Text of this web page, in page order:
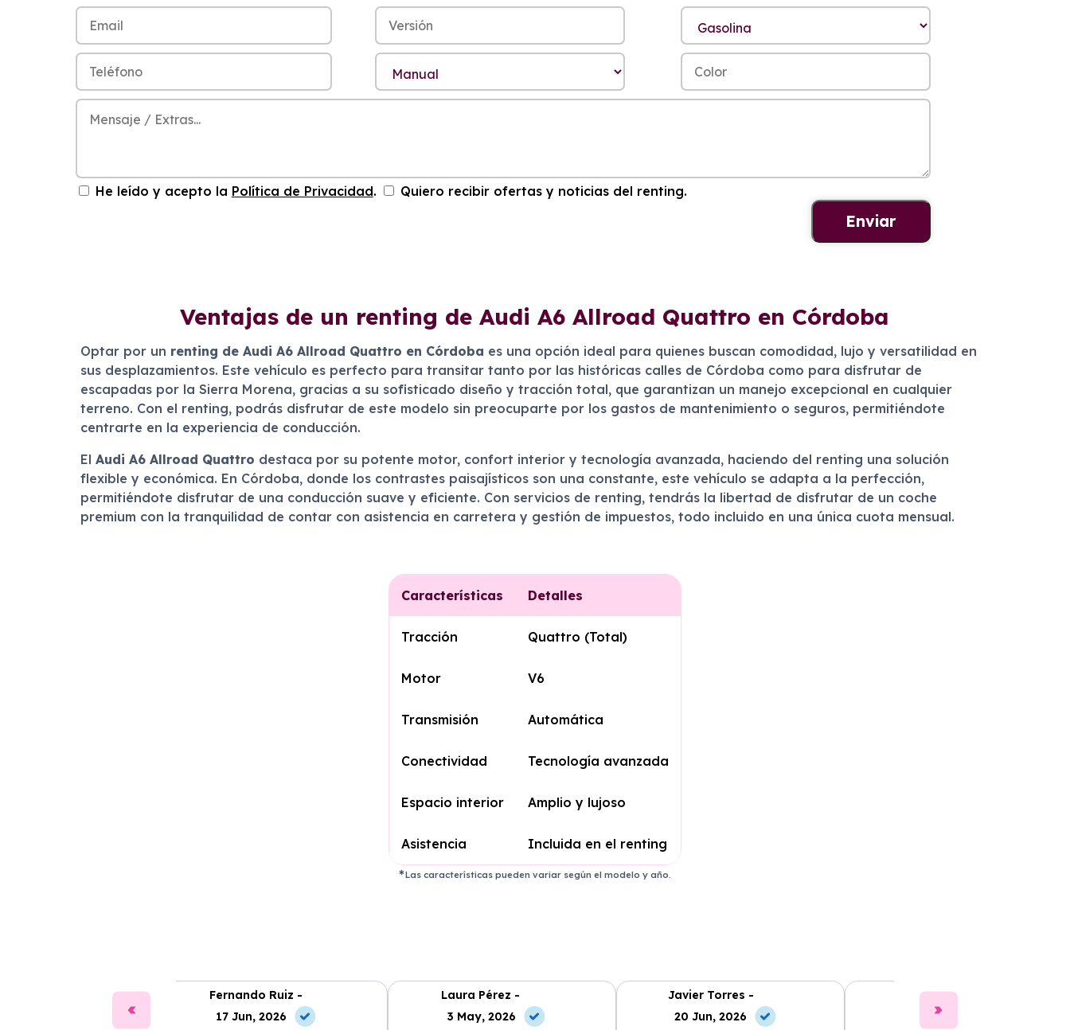
He leído y acepto la Política de Privacidad. Quiero recibir ofertas y noticias del renting.
Ventajas de un renting de Audi A6 Allroad Quattro en Córdoba
Optar por un renting de Audi A6 Allroad Quattro en Córdoba es una opción ideal para quienes buscan comodidad, lujo y versatilidad en
sus desplazamientos. Este vehículo es perfecto para transitar tanto por las históricas calles de Córdoba como para disfrutar de
escapadas por la Sierra Morena, gracias a su sofisticado diseño y tracción total, que garantizan un manejo excepcional en cualquier
terreno. Con el renting, podrás disfrutar de este modelo sin preocuparte por los gastos de mantenimiento o seguros, permitiéndote
centrarte en la experiencia de conducción.
El Audi A6 Allroad Quattro destaca por su potente motor, confort interior y tecnología avanzada, haciendo del renting una solución
flexible y económica. En Córdoba, donde los contrastes paisajísticos son una constante, este vehículo se adapta a la perfección,
permitiéndote disfrutar de una conducción suave y eficiente. Con servicios de renting, tendrás la libertad de disfrutar de un coche
premium con la tranquilidad de contar con asistencia en carretera y gestión de impuestos, todo incluido en una única cuota mensual.
Características Detalles
Tracción Quattro (Total)
Motor V6
Transmisión Automática
Conectividad Tecnología avanzada
Espacio interior Amplio y lujoso
Asistencia Incluida en el renting
Las características pueden variar según el modelo y año.
Fernando Ruiz -
17 Jun, 2026
Laura Pérez -
3 May, 2026
Javier Torres -
20 Jun, 2026
Clara Gómez -
10 Jun, 2026